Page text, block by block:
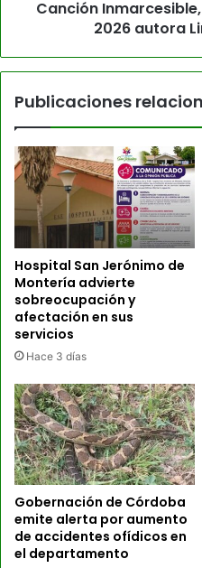
Canción
2026 autora
Publicaciones
Hospital San Jerónimo de
Montería advierte
sobreocupación y
afectación en sus
servicios
Hace 3 días
Gobernación de Córdoba
emite alerta por aumento
de accidentes ofídicos en
el departamento